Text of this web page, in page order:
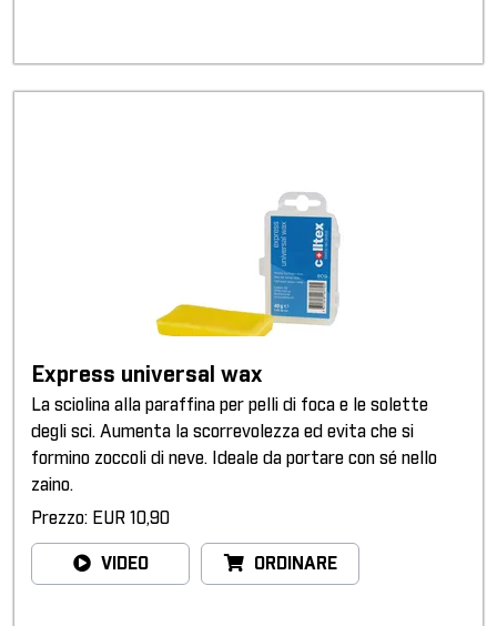
Express universal wax
La sciolina alla paraffina per pelli di foca e le solette
degli sci. Aumenta la scorrevolezza ed evita che si
formino zoccoli di neve. Ideale da portare con sé nello
zaino.
Prezzo: EUR 10,90
VIDEO ORDINARE